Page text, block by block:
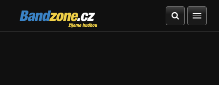
Bandzone.cz
žijeme hudbou